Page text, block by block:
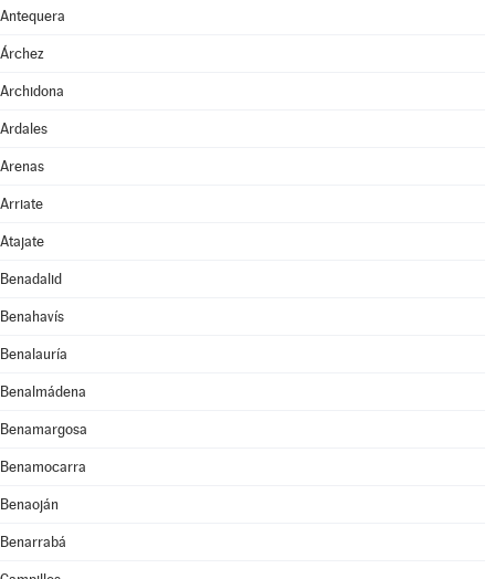
Antequera
Árchez
Archidona
Ardales
Arenas
Arriate
Atajate
Benadalid
Benahavís
Benalauría
Benalmádena
Benamargosa
Benamocarra
Benaoján
Benarrabá